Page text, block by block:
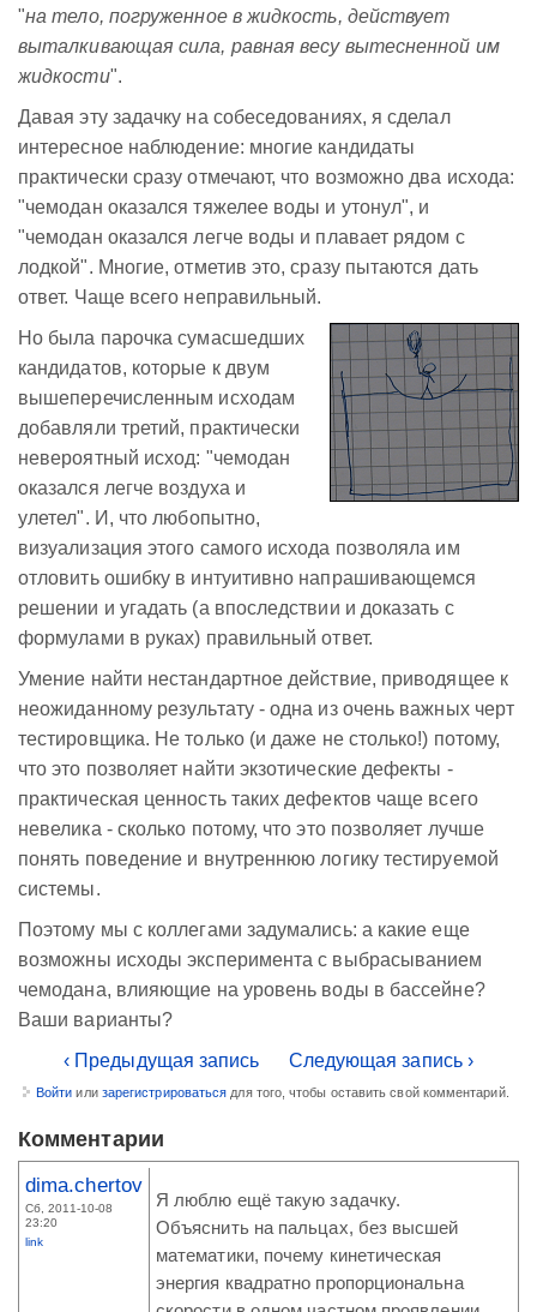
"на тело, погруженное в жидкость, действует
выталкивающая сила, равная весу вытесненной им
жидкости".
Давая эту задачку на собеседованиях, я сделал
интересное наблюдение: многие кандидаты
практически сразу отмечают, что возможно два исхода:
"чемодан оказался тяжелее воды и утонул", и
"чемодан оказался легче воды и плавает рядом с
лодкой". Многие, отметив это, сразу пытаются дать
ответ. Чаще всего неправильный.
Но была парочка сумасшедших
кандидатов, которые к двум
вышеперечисленным исходам
добавляли третий, практически
невероятный исход: "чемодан
оказался легче воздуха и
улетел". И, что любопытно,
визуализация этого самого исхода позволяла им
отловить ошибку в интуитивно напрашивающемся
решении и угадать (а впоследствии и доказать с
формулами в руках) правильный ответ.
Умение найти нестандартное действие, приводящее к
неожиданному результату - одна из очень важных черт
тестировщика. Не только (и даже не столько!) потому,
что это позволяет найти экзотические дефекты -
практическая ценность таких дефектов чаще всего
невелика - сколько потому, что это позволяет лучше
понять поведение и внутреннюю логику тестируемой
системы.
Поэтому мы с коллегами задумались: а какие еще
возможны исходы эксперимента с выбрасыванием
чемодана, влияющие на уровень воды в бассейне?
Ваши варианты?
‹ Предыдущая запись
Следующая запись ›
Войти или зарегистрироваться для того, чтобы оставить свой комментарий.
Комментарии
dima.chertov
Сб, 2011-10-08
23:20
link
Я люблю ещё такую задачку.
Объяснить на пальцах, без высшей
математики, почему кинетическая
энергия квадратно пропорциональна